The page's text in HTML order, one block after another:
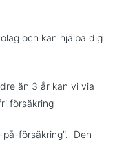
och kan hjälpa dig
än 3 år kan vi via
försäkring
på-försäkring”. Den